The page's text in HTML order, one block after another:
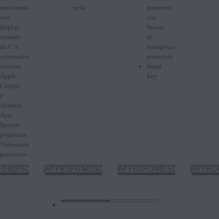
multimediale
con
display
centrale
da 9" e
connessione
wireless
Apple
Carplay
e
Android
Auto
Spoiler
posteriore
Videocamera
posteriore
pelle
APPROFONDISCI
posteriori
con
frenata
di
emergenza
posteriore
Smart
Key
APPROFONDISCI